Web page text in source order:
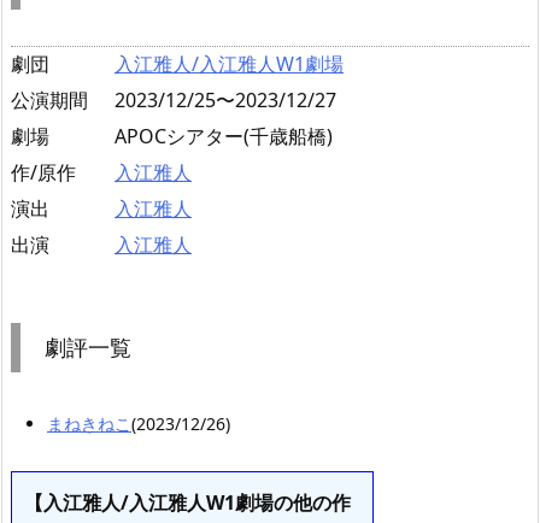
劇団
入江雅人/入江雅人W1劇場
公演期間
2023/12/25〜2023/12/27
劇場
APOCシアター(千歳船橋)
作/原作
入江雅人
演出
入江雅人
出演
入江雅人
劇評一覧
まねきねこ(2023/12/26)
【入江雅人/入江雅人W1劇場の他の作